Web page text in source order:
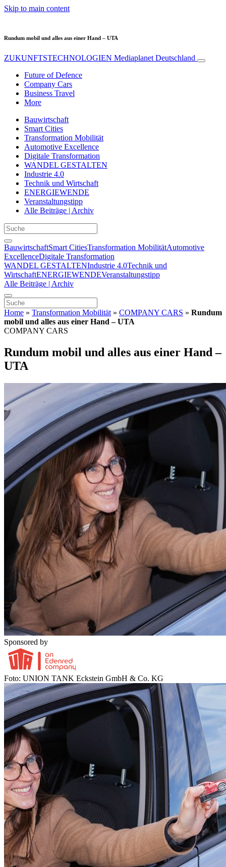
Skip to main content
Rundum mobil und alles aus einer Hand – UTA
ZUKUNFTSTECHNOLOGIEN Mediaplanet Deutschland
Future of Defence
Company Cars
Business Travel
More
Bauwirtschaft
Smart Cities
Transformation Mobilität
Automotive Excellence
Digitale Transformation
WANDEL GESTALTEN
Industrie 4.0
Technik und Wirtschaft
ENERGIEWENDE
Veranstaltungstipp
Alle Beiträge | Archiv
BauwirtschaftSmart CitiesTransformation MobilitätAutomotive
ExcellenceDigitale Transformation
WANDEL GESTALTENIndustrie 4.0Technik und
WirtschaftENERGIEWENDEVeranstaltungstipp
Alle Beiträge | Archiv
Home » Transformation Mobilität » COMPANY CARS » Rundum
mobil und alles aus einer Hand – UTA
COMPANY CARS
Rundum mobil und alles aus einer Hand –
UTA
Sponsored by
Foto: UNION TANK Eckstein GmbH & Co. KG